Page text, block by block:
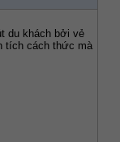
du khách bởi vẻ
tích cách thức mà